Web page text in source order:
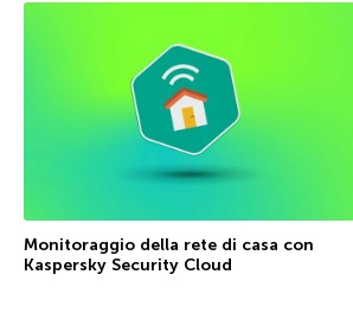
Monitoraggio della rete di casa con
Kaspersky Security Cloud